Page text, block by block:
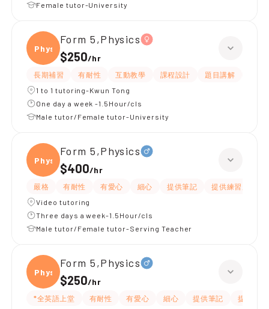
Female tutor-University
Physi
Form 5,Physics
$250/hr
長期補習 有耐性 互動教學 課程設計 題目講解
1 to 1 tutoring-Kwun Tong
One day a week -1.5Hour/cls
Male tutor/Female tutor-University
Physi
Form 5,Physics
$400/hr
嚴格 有耐性 有愛心 細心 提供筆記
提供練習題/試題
Video tutoring
Three days a week-1.5Hour/cls
Male tutor/Female tutor-Serving Teacher
Physi
Form 5,Physics
$250/hr
*全英語上堂 有耐性 有愛心 細心 提供筆記
提供練